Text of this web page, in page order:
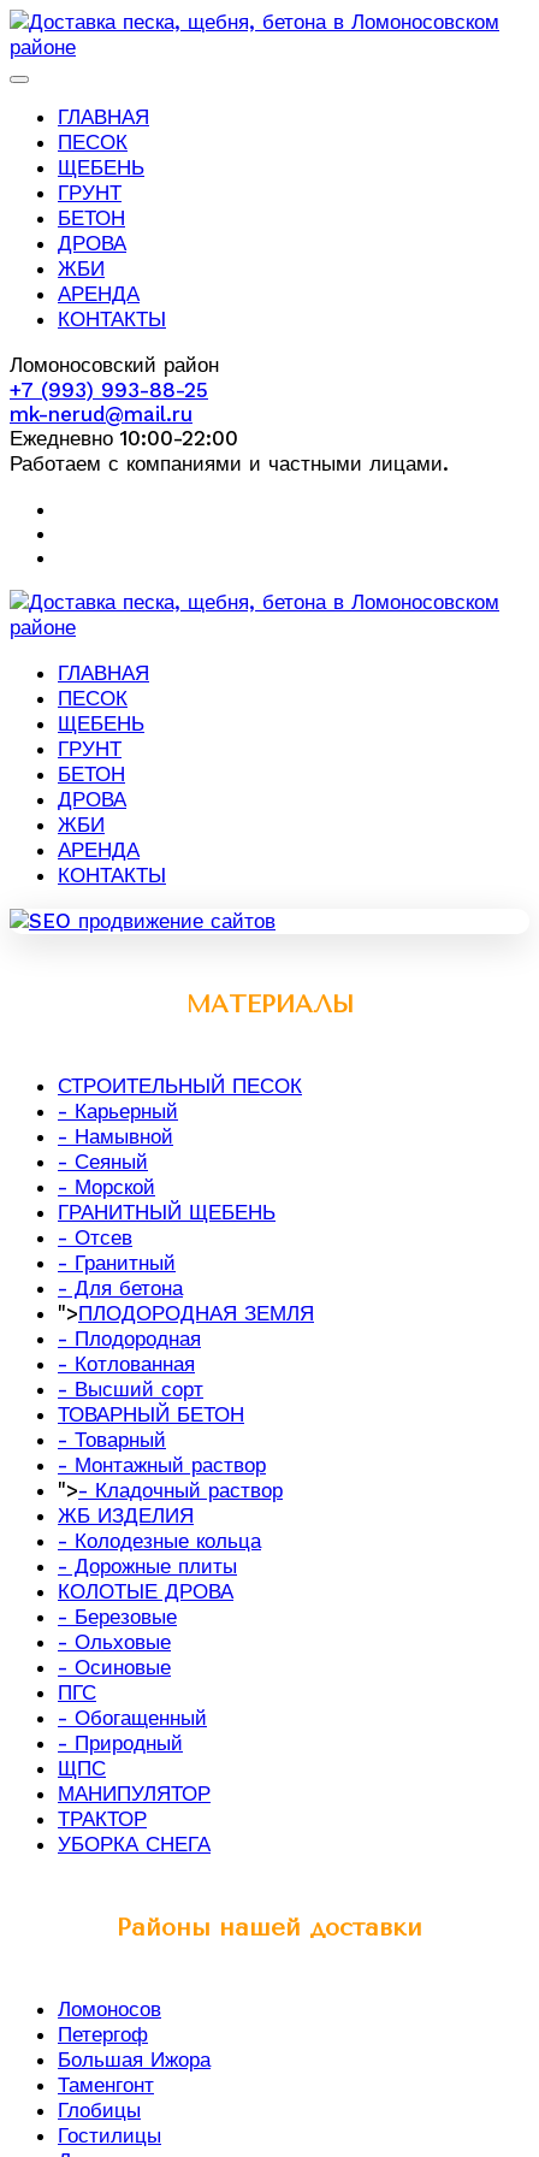
ГЛАВНАЯ
ПЕСОК
ЩЕБЕНЬ
ГРУНТ
БЕТОН
ДРОВА
ЖБИ
АРЕНДА
КОНТАКТЫ
Ломоносовский район
+7 (993) 993-88-25
mk-nerud@mail.ru
Ежедневно 10:00-22:00
Работаем с компаниями и частными лицами.
ГЛАВНАЯ
ПЕСОК
ЩЕБЕНЬ
ГРУНТ
БЕТОН
ДРОВА
ЖБИ
АРЕНДА
КОНТАКТЫ
МАТЕРИАЛЫ
СТРОИТЕЛЬНЫЙ ПЕСОК
- Карьерный
- Намывной
- Сеяный
- Морской
ГРАНИТНЫЙ ЩЕБЕНЬ
- Отсев
- Гранитный
- Для бетона
">ПЛОДОРОДНАЯ ЗЕМЛЯ
- Плодородная
- Котлованная
- Высший сорт
ТОВАРНЫЙ БЕТОН
- Товарный
- Монтажный раствор
">- Кладочный раствор
ЖБ ИЗДЕЛИЯ
- Колодезные кольца
- Дорожные плиты
КОЛОТЫЕ ДРОВА
- Березовые
- Ольховые
- Осиновые
ПГС
- Обогащенный
- Природный
ЩПС
МАНИПУЛЯТОР
ТРАКТОР
УБОРКА СНЕГА
Районы нашей доставки
Ломоносов
Петергоф
Большая Ижора
Таменгонт
Глобицы
Гостилицы